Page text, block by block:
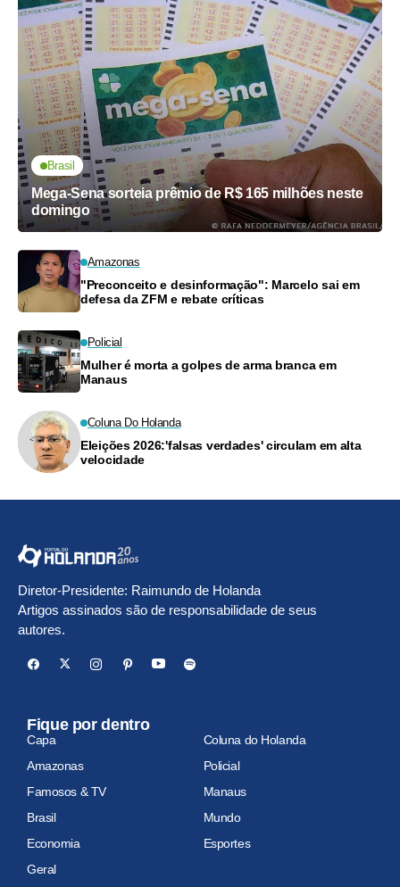
Brasil
Mega-Sena sorteia prêmio de R$ 165 milhões neste
domingo
Amazonas
"Preconceito e desinformação": Marcelo sai em
defesa da ZFM e rebate críticas
Policial
Mulher é morta a golpes de arma branca em
Manaus
Coluna Do Holanda
Eleições 2026:'falsas verdades' circulam em alta
velocidade
Diretor-Presidente: Raimundo de Holanda
Artigos assinados são de responsabilidade de seus
autores.
Fique por dentro
Capa
Coluna do Holanda
Amazonas
Policial
Famosos & TV
Manaus
Brasil
Mundo
Economia
Esportes
Geral